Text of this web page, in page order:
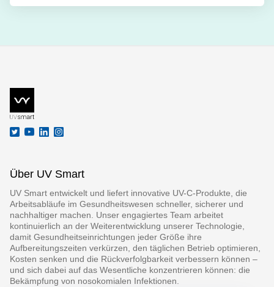
Über UV Smart
UV Smart entwickelt und liefert innovative UV-C-Produkte, die
Arbeitsabläufe im Gesundheitswesen schneller, sicherer und
nachhaltiger machen. Unser engagiertes Team arbeitet
kontinuierlich an der Weiterentwicklung unserer Technologie,
damit Gesundheitseinrichtungen jeder Größe ihre
Aufbereitungszeiten verkürzen, den täglichen Betrieb optimieren,
Kosten senken und die Rückverfolgbarkeit verbessern können –
und sich dabei auf das Wesentliche konzentrieren können: die
Bekämpfung von nosokomialen Infektionen.